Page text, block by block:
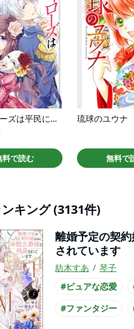
レディローズは平民になりたい
料で読む
琉球のユウナ
無料で
キング (3131件)
離婚予定の契
されています
紡木すあ
琴子
#ピュアな恋愛
#ファンタジー